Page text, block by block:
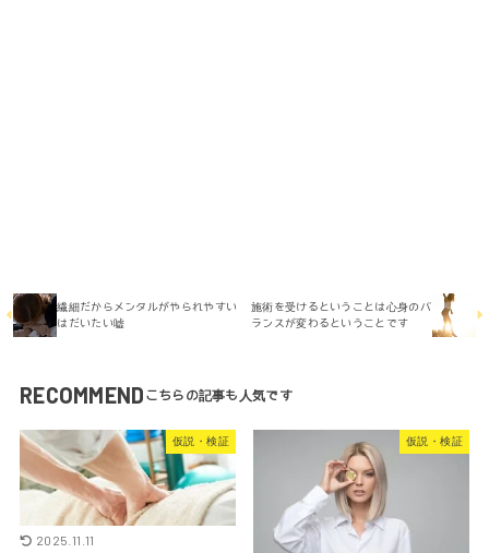
繊細だからメンタルがやられやすい
はだいたい嘘
施術を受けるということは心身のバ
ランスが変わるということです
RECOMMEND
仮説・検証
2025.11.11
仮説・検証